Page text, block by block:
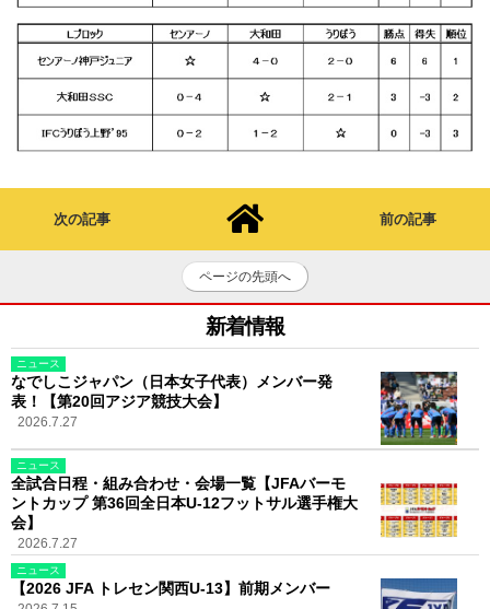
次の記事 前の記事
ページの先頭へ
新着情報
ニュース
なでしこジャパン（日本女子代表）メンバー発
表！【第20回アジア競技大会】
2026.7.27
ニュース
全試合日程・組み合わせ・会場一覧【JFAバーモ
ントカップ 第36回全日本U-12フットサル選手権大
会】
2026.7.27
ニュース
【2026 JFA トレセン関西U-13】前期メンバー